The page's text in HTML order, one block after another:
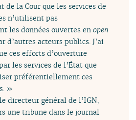
de la Cour que les services de
n’utilisent pas
les données ouvertes enopen
d’autres acteurs publics. J’ai
ces efforts d’ouverture
les services de l’État que
préférentiellement ces
»
directeur général de l’IGN,
une tribune dans le journal